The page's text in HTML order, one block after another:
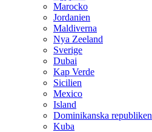
Marocko
Jordanien
Maldiverna
Nya Zeeland
Sverige
Dubai
Kap Verde
Sicilien
Mexico
Island
Dominikanska republiken
Kuba